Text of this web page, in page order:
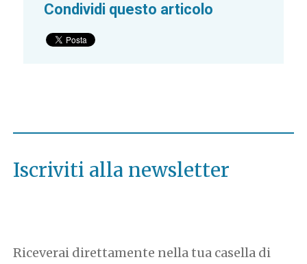
Condividi questo articolo
Iscriviti alla newsletter
Riceverai direttamente nella tua casella di